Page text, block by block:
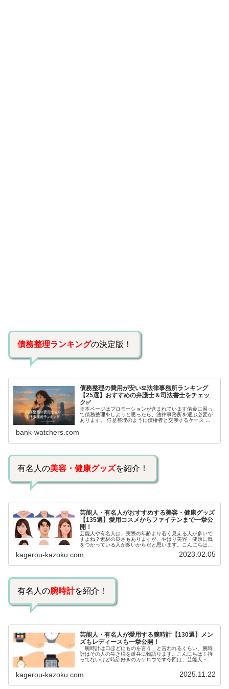
債務整理ランキングの決定版！
債務整理の費用が安い⚖️法律事務所ランキング
【25選】おすすめの弁護士＆司法書士をチェッ
ク✅
※本ページはプロモーションが含まれています借金に困っ
て債務整理をしようと思ったら、法律事務所を選ぶ必要が
あります。 任意整理のように債権者と交渉するケース 自
bank-watchers.com
有名人の美容・健康グッズを紹介！
芸能人・有名人がおすすめする美容・健康グッズ
【135選】愛用コスメからファイテンまで一挙公
開！
芸能人や有名人は、実際の年齢より若く見える人が多いで
すよね？素材の良さもありますが、やはり美容・健康に気
をつかっている人が多いからだと思います。こんにちは！
いるのでしょうか？今回は、芸能人…
kagerou-kazoku.com 2023.02.05
有名人の腕時計を紹介！
芸能人・有名人が愛用する腕時計【130選】メン
ズもレディースも一挙公開！
「腕時計は口ほどにものを言う」と言われるくらい、腕時
計はその人の生き様を雄弁に物語ります。こんにちは！持
ってないけど時計好きのカゲロウです今回は、芸能人・有
kagerou-kazoku.com 2025.11.22